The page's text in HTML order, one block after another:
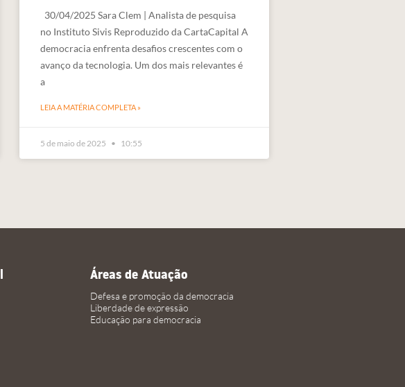
30/04/2025 Sara Clem | Analista de pesquisa
no Instituto Sivis Reproduzido da CartaCapital A
democracia enfrenta desafios crescentes com o
avanço da tecnologia. Um dos mais relevantes é
a
LEIA A MATÉRIA COMPLETA »
5 de maio de 2025 10:55
Áreas de Atuação
Defesa e promoção da democracia
Liberdade de expressão
Educação para democracia